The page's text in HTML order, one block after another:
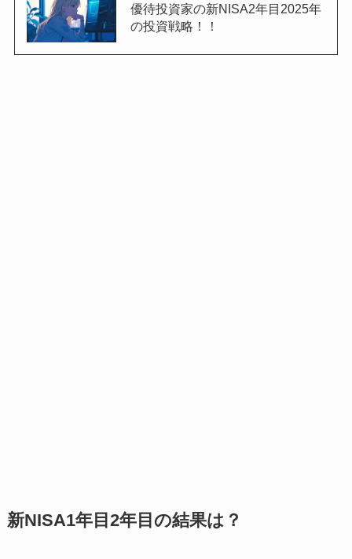
優待投資家の新NISA2年目2025年
の投資戦略！！
新NISA1年目2年目の結果は？